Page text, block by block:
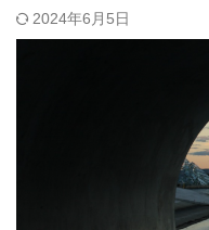
2024年6月5日